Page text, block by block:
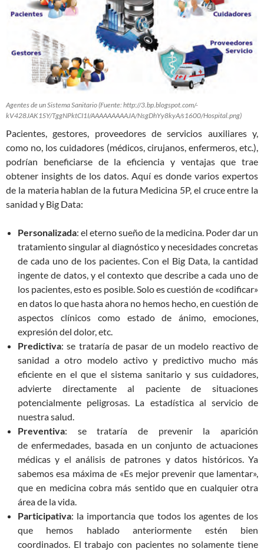
Agentes de un Sistema Sanitario (Fuente: http://3.bp.blogspot.com/-
kV428JAK1SY/TggNPktCI1I/AAAAAAAAAJA/NsgDhYy8kyA/s1600/Hospital.png)
Pacientes, gestores, proveedores de servicios auxiliares y,
como no, los cuidadores (médicos, cirujanos, enfermeros, etc.),
podrían beneficiarse de la eficiencia y ventajas que trae
obtener insights de los datos. Aquí es donde varios expertos
de la materia hablan de la futura Medicina 5P, el cruce entre la
sanidad y Big Data:
Personalizada: el eterno sueño de la medicina. Poder dar un
tratamiento singular al diagnóstico y necesidades concretas
de cada uno de los pacientes. Con el Big Data, la cantidad
ingente de datos, y el contexto que describe a cada uno de
los pacientes, esto es posible. Solo es cuestión de «codificar»
en datos lo que hasta ahora no hemos hecho, en cuestión de
aspectos clínicos como estado de ánimo, emociones,
expresión del dolor, etc.
Predictiva: se trataría de pasar de un modelo reactivo de
sanidad a otro modelo activo y predictivo mucho más
eficiente en el que el sistema sanitario y sus cuidadores,
advierte directamente al paciente de situaciones
potencialmente peligrosas. La estadística al servicio de
nuestra salud.
Preventiva: se trataría de prevenir la aparición
de enfermedades, basada en un conjunto de actuaciones
médicas y el análisis de patrones y datos históricos. Ya
sabemos esa máxima de «Es mejor prevenir que lamentar»,
que en medicina cobra más sentido que en cualquier otra
área de la vida.
Participativa: la importancia que todos los agentes de los
que hemos hablado anteriormente estén bien
coordinados. El trabajo con pacientes no solamente tiene